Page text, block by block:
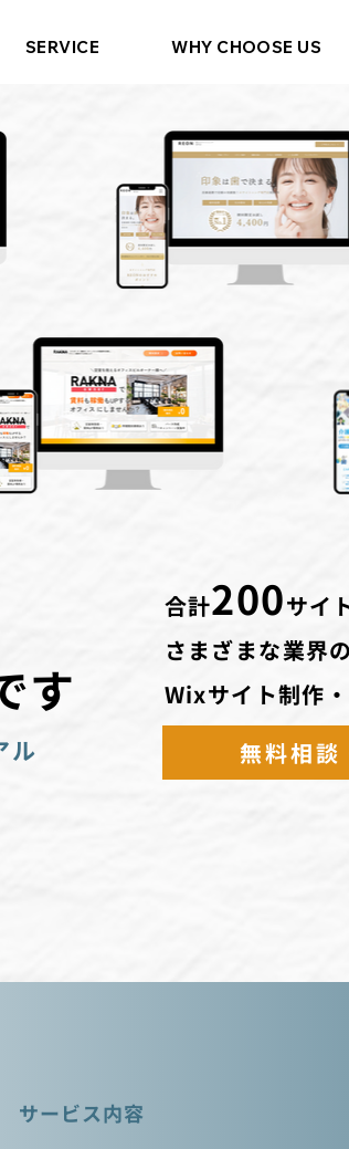
SERVICE WHY CHOOSE US
す
ル
合計200サイ
さまざまな業界
Wixサイト制作
無料相談
サービス内容